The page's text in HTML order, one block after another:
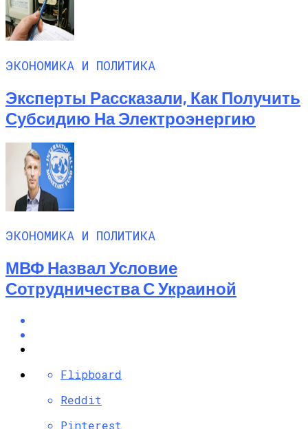
ЭКОНОМИКА И ПОЛИТИКА
Эксперты Рассказали, Как Получить
Субсидию На Электроэнергию
ЭКОНОМИКА И ПОЛИТИКА
МВФ Назвал Условие
Сотрудничества С Украиной
Flipboard
Reddit
Pinterest